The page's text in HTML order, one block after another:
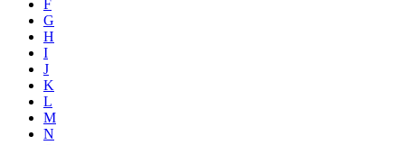
F
G
H
I
J
K
L
M
N